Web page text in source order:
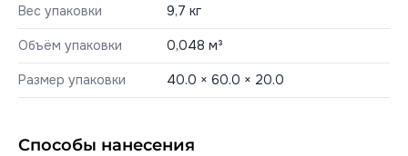
Вес упаковки 9,7 кг
Объём упаковки 0,048 м³
Размер упаковки 40.0 × 60.0 × 20.0
Способы нанесения